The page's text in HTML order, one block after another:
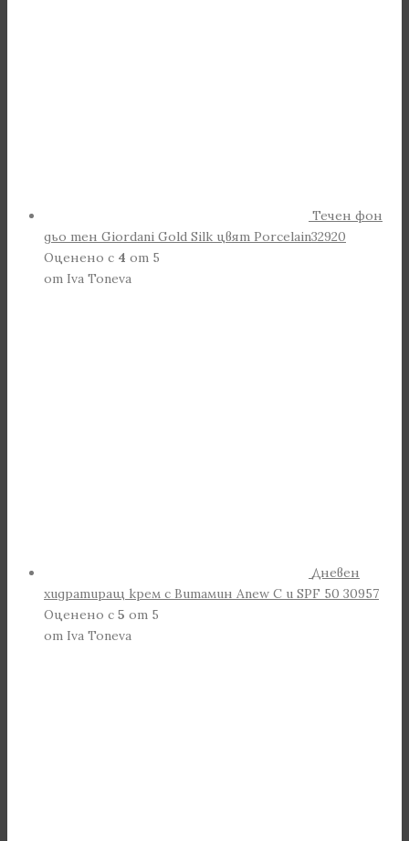
Течен фон
дьо тен Giordani Gold Silk цвят Porcelain32920
Оценено с 4 от 5
от Iva Toneva
Дневен
хидратиращ крем с Витамин Anew С и SPF 50 30957
Оценено с 5 от 5
от Iva Toneva